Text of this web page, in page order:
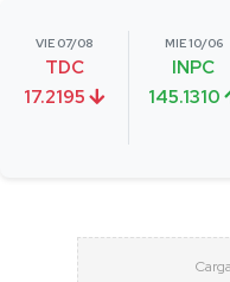
VIE 07/08
TDC
17.2195
MIE 10/06
INPC
145.1310